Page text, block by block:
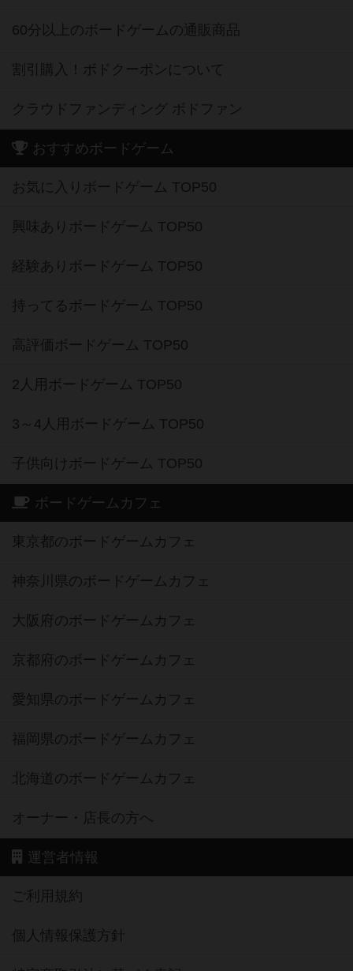
60分以上のボードゲームの通販商品
割引購入！ボドクーポンについて
クラウドファンディング ボドファン
おすすめボードゲーム
お気に入りボードゲーム TOP50
興味ありボードゲーム TOP50
経験ありボードゲーム TOP50
持ってるボードゲーム TOP50
高評価ボードゲーム TOP50
2人用ボードゲーム TOP50
3～4人用ボードゲーム TOP50
子供向けボードゲーム TOP50
ボードゲームカフェ
東京都のボードゲームカフェ
神奈川県のボードゲームカフェ
大阪府のボードゲームカフェ
京都府のボードゲームカフェ
愛知県のボードゲームカフェ
福岡県のボードゲームカフェ
北海道のボードゲームカフェ
オーナー・店長の方へ
運営者情報
ご利用規約
個人情報保護方針